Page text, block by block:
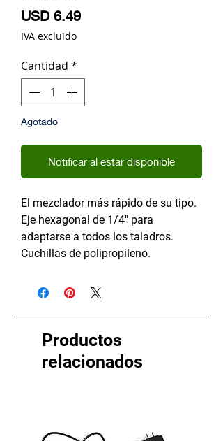
USD 6.49Precio
IVA excluido
Cantidad *
Agotado
Notificar al estar disponible
El mezclador más rápido de su tipo.
Eje hexagonal de 1/4" para
adaptarse a todos los taladros.
Cuchillas de polipropileno.
Productos
relacionados